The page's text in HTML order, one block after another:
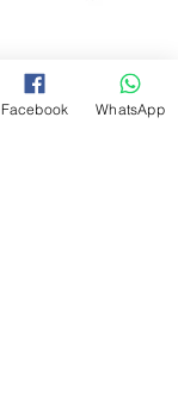
Facebook WhatsApp